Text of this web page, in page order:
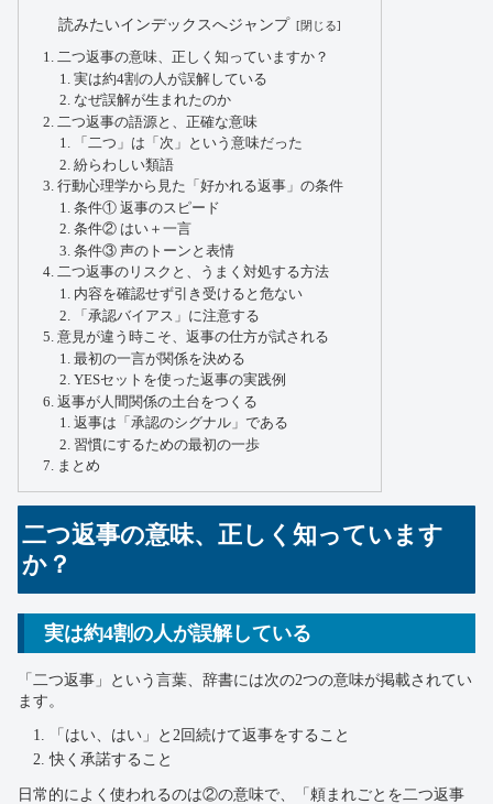
読みたいインデックスへジャンプ
二つ返事の意味、正しく知っていますか？
実は約4割の人が誤解している
なぜ誤解が生まれたのか
二つ返事の語源と、正確な意味
「二つ」は「次」という意味だった
紛らわしい類語
行動心理学から見た「好かれる返事」の条件
条件① 返事のスピード
条件② はい＋一言
条件③ 声のトーンと表情
二つ返事のリスクと、うまく対処する方法
内容を確認せず引き受けると危ない
「承認バイアス」に注意する
意見が違う時こそ、返事の仕方が試される
最初の一言が関係を決める
YESセットを使った返事の実践例
返事が人間関係の土台をつくる
返事は「承認のシグナル」である
習慣にするための最初の一歩
まとめ
二つ返事の意味、正しく知っています
か？
実は約4割の人が誤解している
「二つ返事」という言葉、辞書には次の2つの意味が掲載されてい
ます。
「はい、はい」と2回続けて返事をすること
快く承諾すること
日常的によく使われるのは②の意味で、「頼まれごとを二つ返事